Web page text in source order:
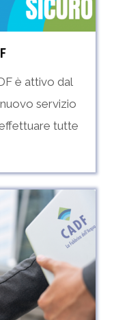
è attivo dal
servizio
tutte